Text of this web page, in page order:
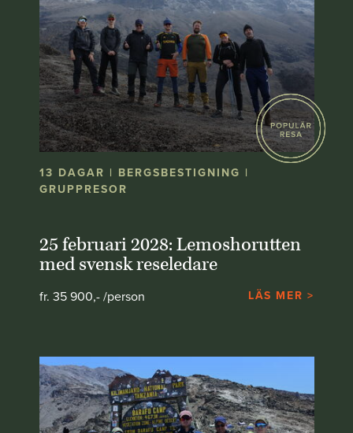
13 DAGAR | BERGSBESTIGNING |
GRUPPRESOR
25 februari 2028: Lemoshorutten
med svensk reseledare
fr. 35 900,- /person LÄS MER >